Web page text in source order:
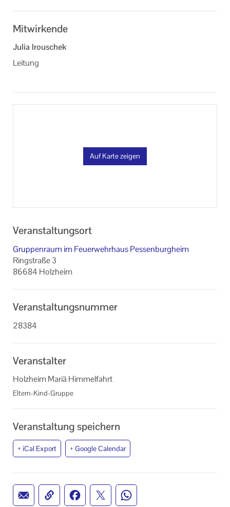
Mitwirkende
Julia Irouschek
Leitung
Auf Karte zeigen
Veranstaltungsort
Gruppenraum im Feuerwehrhaus Pessenburgheim
Ringstraße 3
86684 Holzheim
Veranstaltungsnummer
28384
Veranstalter
Holzheim Mariä Himmelfahrt
Eltern-Kind-Gruppe
Veranstaltung speichern
+ iCal Export + Google Calendar